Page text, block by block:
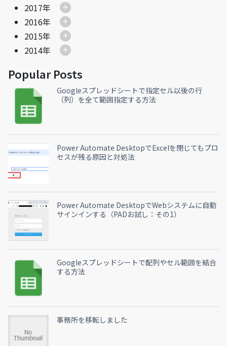
2017年
2016年
2015年
2014年
Popular Posts
Googleスプレッドシートで指定セル以後の行
（列）を全て範囲指定する方法
Power Automate DesktopでExcelを閉じてもプロ
セスが残る原因と対処法
Power Automate DesktopでWebシステムに自動
サインインする（PADお試し：その1）
Googleスプレッドシートで配列やセル範囲を結合
する方法
事務所を移転しました